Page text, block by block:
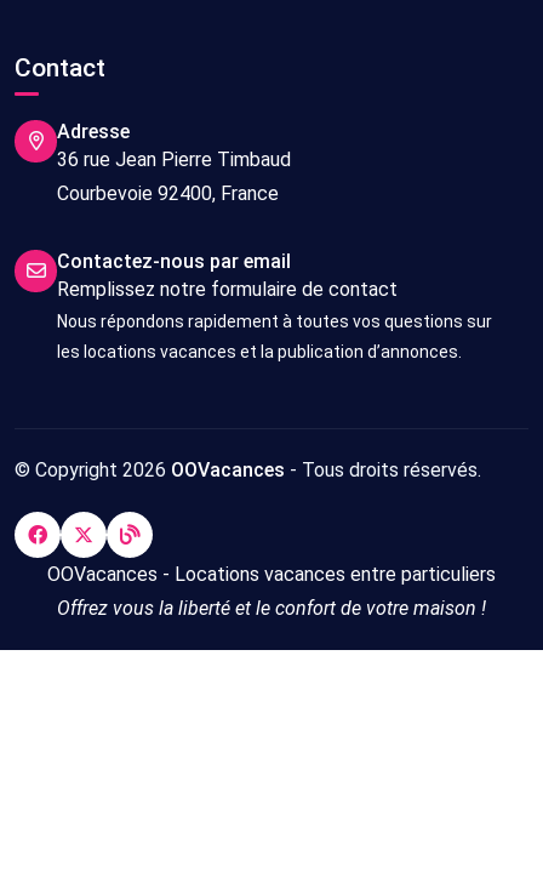
Contact
Adresse
36 rue Jean Pierre Timbaud
Courbevoie 92400, France
Contactez-nous par email
Remplissez notre formulaire de contact
Nous répondons rapidement à toutes vos questions sur
les locations vacances et la publication d’annonces.
© Copyright 2026 OOVacances - Tous droits réservés.
OOVacances - Locations vacances entre particuliers
Offrez vous la liberté et le confort de votre maison !